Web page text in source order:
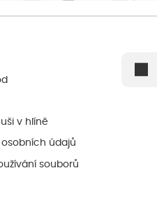
v hlíně
údajů
souborů